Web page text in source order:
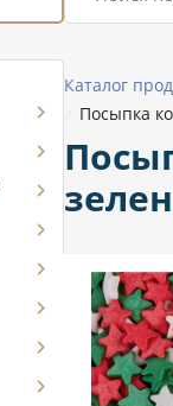
Каталог
Посыпка